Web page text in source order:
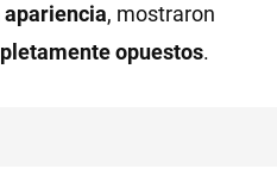
, mostraron
opuestos.